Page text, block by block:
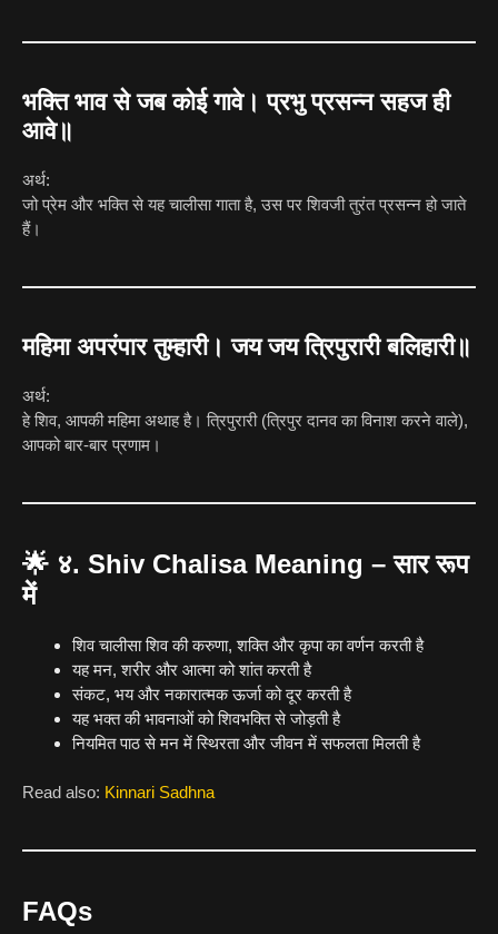
भक्ति भाव से जब कोई गावे। प्रभु प्रसन्न सहज ही
आवे॥
अर्थ:
जो प्रेम और भक्ति से यह चालीसा गाता है, उस पर शिवजी तुरंत प्रसन्न हो जाते
हैं।
महिमा अपरंपार तुम्हारी। जय जय त्रिपुरारी बलिहारी॥
अर्थ:
हे शिव, आपकी महिमा अथाह है। त्रिपुरारी (त्रिपुर दानव का विनाश करने वाले),
आपको बार-बार प्रणाम।
🌟 ४. Shiv Chalisa Meaning – सार रूप
में
शिव चालीसा शिव की करुणा, शक्ति और कृपा का वर्णन करती है
यह मन, शरीर और आत्मा को शांत करती है
संकट, भय और नकारात्मक ऊर्जा को दूर करती है
यह भक्त की भावनाओं को शिवभक्ति से जोड़ती है
नियमित पाठ से मन में स्थिरता और जीवन में सफलता मिलती है
Read also: Kinnari Sadhna
FAQs